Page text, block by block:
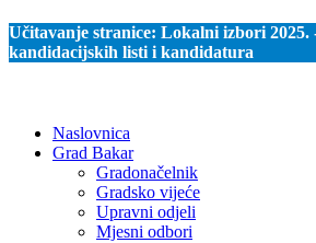
Učitavanje stranice: Lokalni izbori 2025.
kandidacijskih listi i kandidatura
Naslovnica
Grad Bakar
Gradonačelnik
Gradsko vijeće
Upravni odjeli
Mjesni odbori